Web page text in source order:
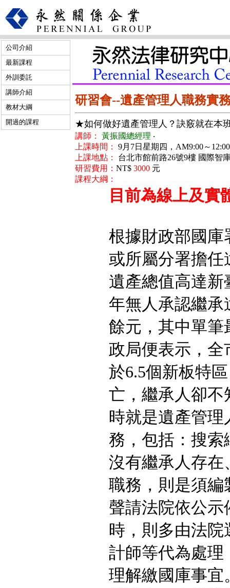
公司介紹
最新課程
外訓委託
講師介紹
教材大綱
開過的課程
研習會--遺產管理人職務實
★如何做好遺產管理人？訣竅就在本
講師： 黃振國總經理 ‧
上課時間：
9月7日星期四，AM9:00～
上課地點：
台北市館前路26號9樓 國際智
研習費用： NT$ 3000 元
課程大綱：
目前為線上及實
根據財政部國庫
或所屬分署擔任
遺產總值高達新
年無人承認繼承
餘元，其中單筆
政局便表示，全
於6.5個新板特
亡，繼承人卻不
時就是遺產管
務，包括：搜索
沒有繼承人存在
職務，則是須編
聲請法院依公
時，則多由法
計師等代為處理
理解繳國庫事宜